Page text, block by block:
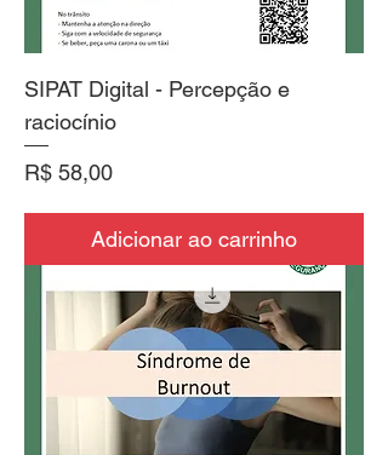
SIPAT Digital - Percepção e
raciocínio
Preço
R$ 58,00
Adicionar ao carrinho